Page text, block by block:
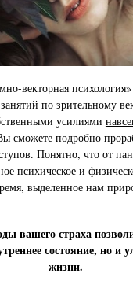
векторная
по зрительному
усилиями
сможете подробно
Понятно, что от
психическое и
выделенное нам
вашего страха
состояние, но и
жизни.